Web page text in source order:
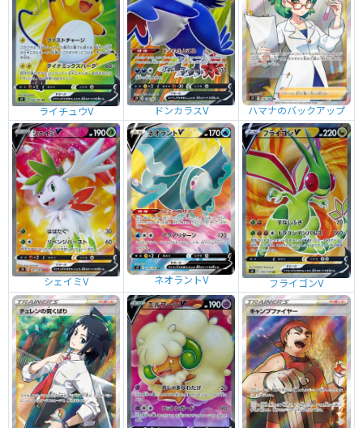
ライチュウV ドンカラスV ハマナのバックアップ
シェイミV ネオラントV フライゴンV